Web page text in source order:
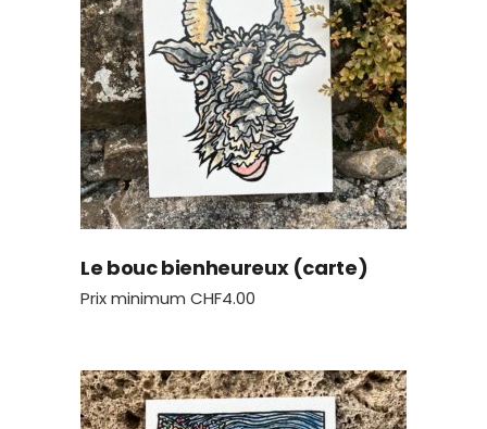
Le bouc bienheureux (carte)
Prix minimum CHF4.00